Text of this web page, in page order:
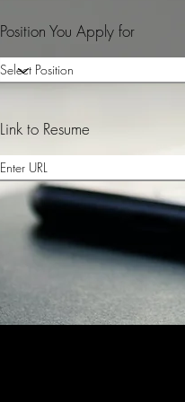
Position You Apply for
Link to Resume